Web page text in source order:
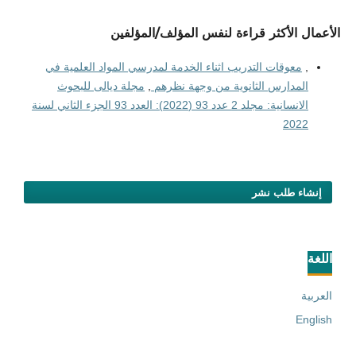
الأعمال الأكثر قراءة لنفس المؤلف/المؤلفين
معوقات التدريب اثناء الخدمة لمدرسي المواد العلمية في
المدارس الثانوية من وجهة نظرهم
مجلة ديالى للبحوث
الانسانية: مجلد 2 عدد 93 (2022): العدد 93 الجزء الثاني لسنة
2022
إنشاء طلب نشر
اللغة
العربية
English